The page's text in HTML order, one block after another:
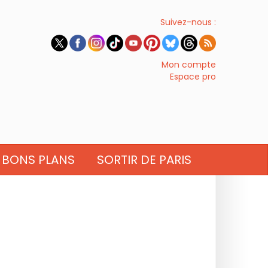
Suivez-nous :
Mon compte
Espace pro
BONS PLANS SORTIR DE PARIS